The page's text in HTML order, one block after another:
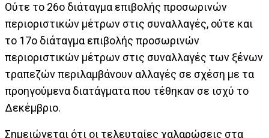
Ούτε το 26ο διάταγμα επιβολής προσωρινών
περιοριστικών μέτρων στις συναλλαγές, ούτε και
το 17ο διάταγμα επιβολής προσωρινών
περιοριστικών μέτρων στις συναλλαγές των ξένων
τραπεζών περιλαμβάνουν αλλαγές σε σχέση με τα
προηγούμενα διατάγματα που τέθηκαν σε ισχύ το
Δεκέμβριο.
Σημειώνεται ότι οι τελευταίες χαλαρώσεις στα